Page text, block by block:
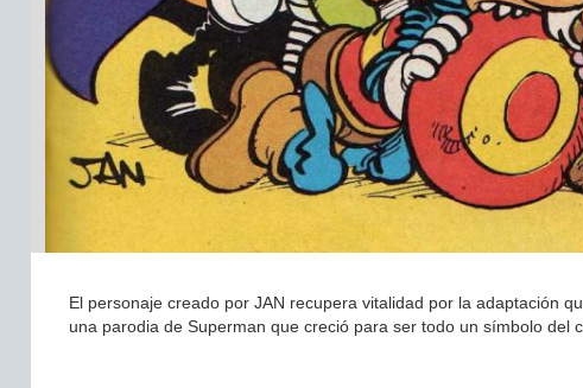
El personaje creado por JAN recupera vitalidad por la adaptación
una parodia de Superman que creció para ser todo un símbolo del